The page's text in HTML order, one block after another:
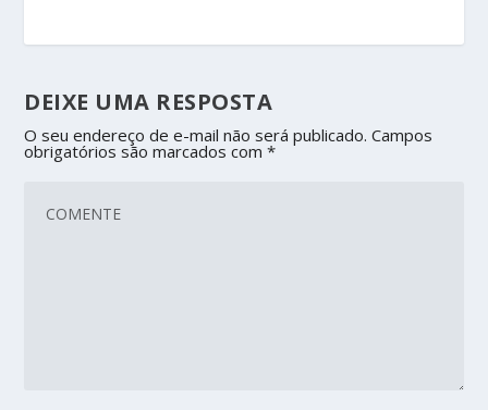
DEIXE UMA RESPOSTA
O seu endereço de e-mail não será publicado. Campos
obrigatórios são marcados com*